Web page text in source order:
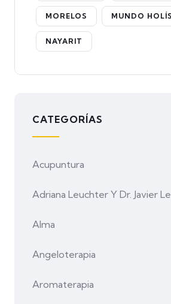
MORELOS MUNDO
NAYARIT
CATEGORÍAS
Acupuntura
Adriana Leuchter Y Dr. Javier
Alma
Angeloterapia
Aromaterapia